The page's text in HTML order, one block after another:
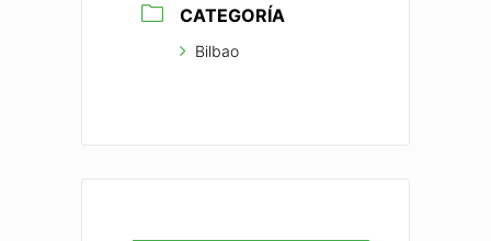
CATEGORÍA
Bilbao